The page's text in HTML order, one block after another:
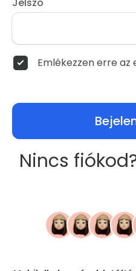
Emlékezzen erre az
Nincs